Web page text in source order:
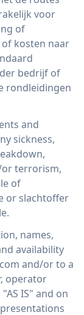
voor
of
kosten naar
bedrijf of
rondleidingen
and
sickness,
terrorism,
of
or slachtoffer
names,
availability
and/or to a
operator
IS" and on